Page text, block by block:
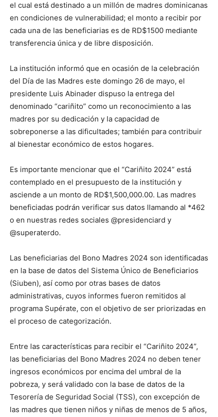
el cual está destinado a un millón de madres dominicanas
en condiciones de vulnerabilidad; el monto a recibir por
cada una de las beneficiarias es de RD$1500 mediante
transferencia única y de libre disposición.
La institución informó que en ocasión de la celebración
del Día de las Madres este domingo 26 de mayo, el
presidente Luis Abinader dispuso la entrega del
denominado “cariñito” como un reconocimiento a las
madres por su dedicación y la capacidad de
sobreponerse a las dificultades; también para contribuir
al bienestar económico de estos hogares.
Es importante mencionar que el “Cariñito 2024” está
contemplado en el presupuesto de la institución y
asciende a un monto de RD$1,500,000.00. Las madres
beneficiadas podrán verificar sus datos llamando al *462
o en nuestras redes sociales @presidenciard y
@superaterdo.
Las beneficiarias del Bono Madres 2024 son identificadas
en la base de datos del Sistema Único de Beneficiarios
(Siuben), así como por otras bases de datos
administrativas, cuyos informes fueron remitidos al
programa Supérate, con el objetivo de ser priorizadas en
el proceso de categorización.
Entre las características para recibir el “Cariñito 2024”,
las beneficiarias del Bono Madres 2024 no deben tener
ingresos económicos por encima del umbral de la
pobreza, y será validado con la base de datos de la
Tesorería de Seguridad Social (TSS), con excepción de
las madres que tienen niños y niñas de menos de 5 años,